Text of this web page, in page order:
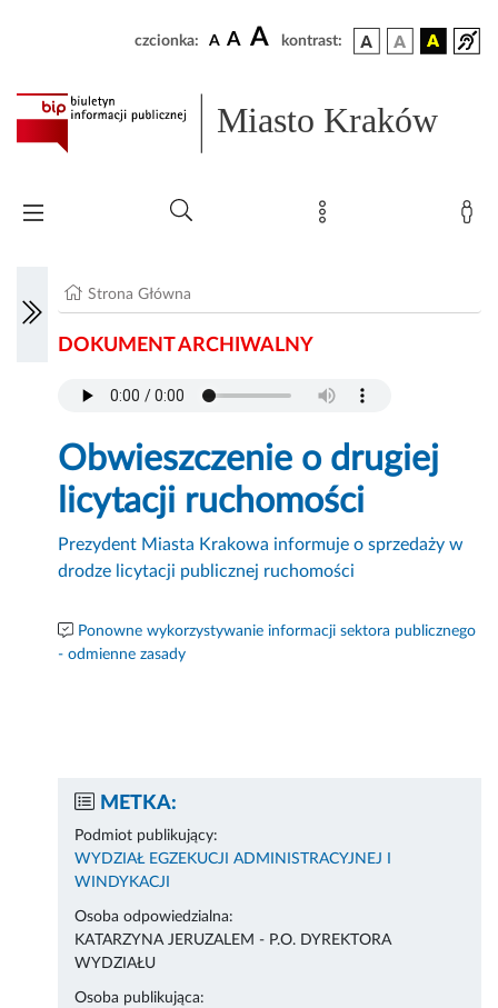
czcionka: A A A kontrast:
Miasto Kraków
Strona Główna
DOKUMENT ARCHIWALNY
Obwieszczenie o drugiej
licytacji ruchomości
Prezydent Miasta Krakowa informuje o sprzedaży w
drodze licytacji publicznej ruchomości
Ponowne wykorzystywanie informacji sektora publicznego
- odmienne zasady
METKA:
Podmiot publikujący:
WYDZIAŁ EGZEKUCJI ADMINISTRACYJNEJ I
WINDYKACJI
Osoba odpowiedzialna:
KATARZYNA JERUZALEM - P.O. DYREKTORA
WYDZIAŁU
Osoba publikująca: